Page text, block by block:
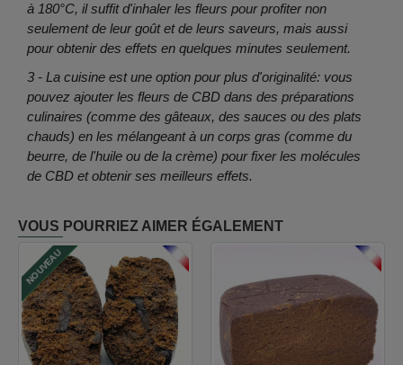
à 180°C, il suffit d'inhaler les fleurs pour profiter non
seulement de leur goût et de leurs saveurs, mais aussi
pour obtenir des effets en quelques minutes seulement.
3 - La cuisine est une option pour plus d'originalité: vous
pouvez ajouter les fleurs de CBD dans des préparations
culinaires (comme des gâteaux, des sauces ou des plats
chauds) en les mélangeant à un corps gras (comme du
beurre, de l'huile ou de la crème) pour fixer les molécules
de CBD et obtenir ses meilleurs effets.
VOUS POURRIEZ AIMER ÉGALEMENT
NOUVEAU FRANCE FRANCE